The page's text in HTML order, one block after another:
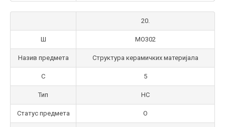
20.
Ш МО302
Назив предмета Структура керамичких материјала
С 5
Тип НС
Статус предмета О